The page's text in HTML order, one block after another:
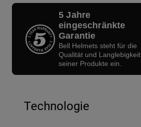
5 Jahre
eingeschränkte
Garantie
Bell Helmets steht für die
Qualität und Langlebigkeit
seiner Produkte ein.
Technologie